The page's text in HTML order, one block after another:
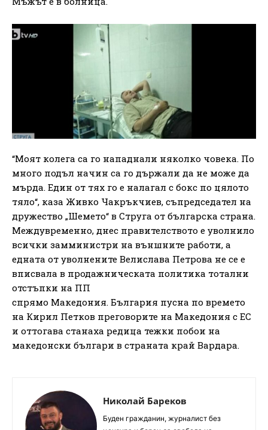
“Моят колега са го нападнали няколко човека. По
много подъл начин са го държали да не може да
мърда. Един от тях го е налагал с бокс по цялото
тяло“, каза Живко Чакръкчиев, съпредседател на
дружество „Шемето“ в Струга от българска страна.
Междувременно, днес правителството е уволнило
всички замминистри на външните работи, а
едната от уволнените Велислава Петрова не се е
вписвала в продажническата политика тотални
отстъпки на ПП
спрямо Македония. България пусна по времето
на Кирил Петков преговорите на Македония с ЕС
и оттогава станаха редица тежки побои на
македонски българи в страната край Вардара.
Николай Бареков
Буден гражданин, журналист без